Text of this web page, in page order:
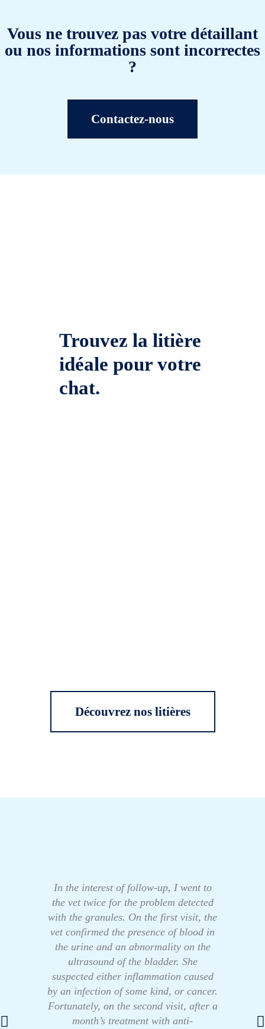
Vous ne trouvez pas votre détaillant
ou nos informations sont incorrectes
?
Contactez-nous
Trouvez la litière
idéale pour votre
chat.
Découvrez nos litières
In the interest of follow-up, I went to
the vet twice for the problem detected
with the granules. On the first visit, the
vet confirmed the presence of blood in
the urine and an abnormality on the
ultrasound of the bladder. She
suspected either inflammation caused
by an infection of some kind, or cancer.
Fortunately, on the second visit, after a
month’s treatment with anti-